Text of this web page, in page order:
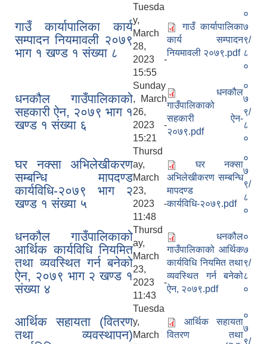
गाउँ कार्यापालिका कार्य
सम्पादन नियमावली २०७९
भाग १ खण्ड १ संख्या ८
Tuesda
y,
March
28,
2023 -
15:55
गाउँ कार्यापालिका
कार्य सम्पादन
नियमावली २०७९.pdf
०
७
९/
८
०
धनकौल गाउँपालिकाको
सहकारी ऐन, २०७९ भाग १
खण्ड १ संख्या ६
Sunday
, March
26,
2023 -
15:21
धनकौल
गाउँपालिकाको
सहकारी ऐन-
२०७९.pdf
०
७
९/
८
०
घर नक्सा अभिलेखीकरण
सम्बन्धि मापदण्ड
कार्यविधि-२०७९ भाग २
खण्ड १ स‌ंख्या ५
Thursd
ay,
March
23,
2023 -
11:48
घर नक्सा
अभिलेखीकरण सम्बन्धि
मापदण्ड
कार्यविधि-२०७९.pdf
०
७
९/
८
०
धनकौल गाउँपालिकाको
आर्थिक कार्यविधि नियमित
तथा व्यवस्थित गर्न बनेको
ऐन, २०७९ भाग २ खण्ड १
संख्या ४
Thursd
ay,
March
23,
2023 -
11:43
धनकौल
गाउँपालिकाको आर्थिक
कार्यविधि नियमित तथा
व्यवस्थित गर्न बनेको
ऐन, २०७९.pdf
०
७
९/
८
०
आर्थिक सहायता (वितरण
तथा व्यवस्थापन)
Tuesda
y,
March
आर्थिक सहायता
वितरण तथा
०
७
९/